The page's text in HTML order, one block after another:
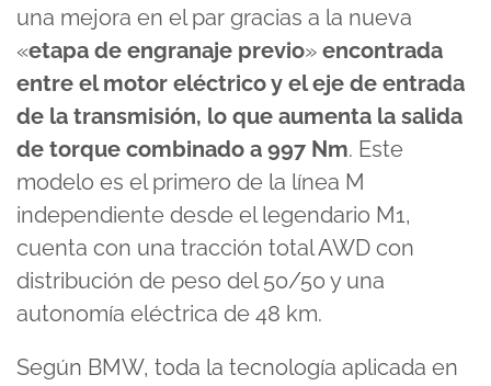
una mejora en el par gracias a la nueva
«etapa de engranaje previo» encontrada
entre el motor eléctrico y el eje de entrada
de la transmisión, lo que aumenta la salida
de torque combinado a 997 Nm. Este
modelo es el primero de la línea M
independiente desde el legendario M1,
cuenta con una tracción total AWD con
distribución de peso del 50/50 y una
autonomía eléctrica de 48 km.
Según BMW, toda la tecnología aplicada en